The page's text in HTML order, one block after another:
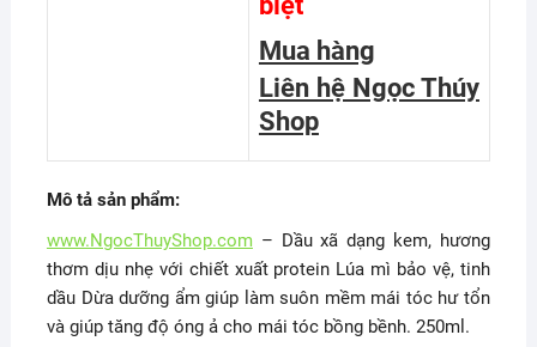
Mua hàng
Liên hệ Ngọc Thúy
Shop
Mô tả sản phẩm:
www.NgocThuyShop.com– Dầu xã dạng kem, hương
thơm dịu nhẹ với chiết xuất protein Lúa mì bảo vệ, tinh
dầu Dừa dưỡng ẩm giúp làm suôn mềm mái tóc hư tổn
và giúp tăng độ óng ả cho mái tóc bồng bềnh. 250ml.